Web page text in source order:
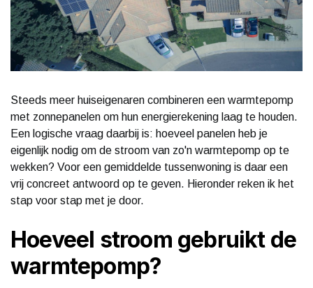
Steeds meer huiseigenaren combineren een warmtepomp
met zonnepanelen om hun energierekening laag te houden.
Een logische vraag daarbij is: hoeveel panelen heb je
eigenlijk nodig om de stroom van zo'n warmtepomp op te
wekken? Voor een gemiddelde tussenwoning is daar een
vrij concreet antwoord op te geven. Hieronder reken ik het
stap voor stap met je door.
Hoeveel stroom gebruikt de
warmtepomp?